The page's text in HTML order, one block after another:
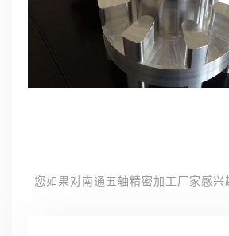
您如果对南通五轴精密加工厂家感兴